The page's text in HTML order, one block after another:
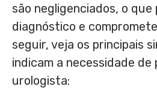
são negligenciados, o
diagnóstico e
seguir, veja os principais
indicam a necessidade
urologista: